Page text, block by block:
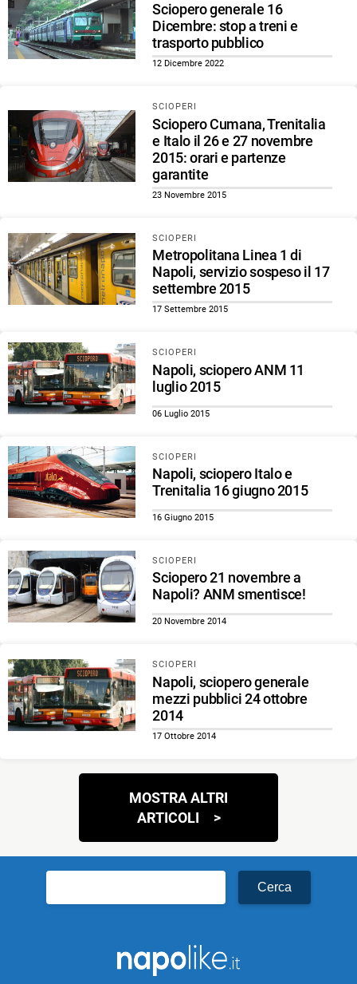
Sciopero generale 16
Dicembre: stop a treni e
trasporto pubblico
12 Dicembre 2022
SCIOPERI
Sciopero Cumana, Trenitalia
e Italo il 26 e 27 novembre
2015: orari e partenze
garantite
23 Novembre 2015
SCIOPERI
Metropolitana Linea 1 di
Napoli, servizio sospeso il 17
settembre 2015
17 Settembre 2015
SCIOPERI
Napoli, sciopero ANM 11
luglio 2015
06 Luglio 2015
SCIOPERI
Napoli, sciopero Italo e
Trenitalia 16 giugno 2015
16 Giugno 2015
SCIOPERI
Sciopero 21 novembre a
Napoli? ANM smentisce!
20 Novembre 2014
SCIOPERI
Napoli, sciopero generale
mezzi pubblici 24 ottobre
2014
17 Ottobre 2014
Navigazione
articoli
MOSTRA ALTRI
ARTICOLI
per: